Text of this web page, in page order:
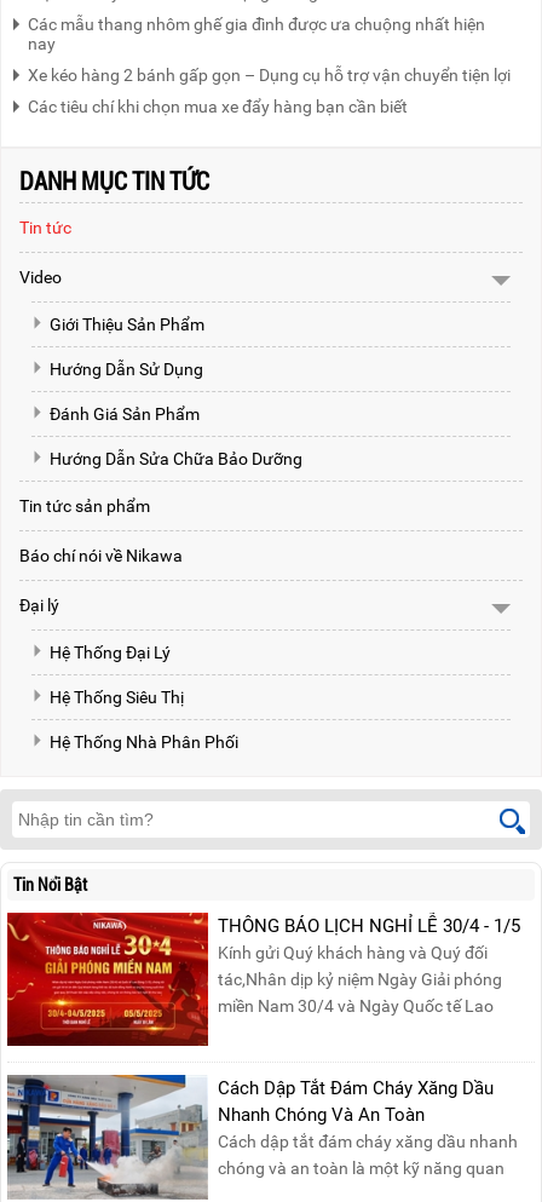
Các mẫu thang nhôm ghế gia đình được ưa chuộng nhất hiện
nay
Xe kéo hàng 2 bánh gấp gọn – Dụng cụ hỗ trợ vận chuyển tiện lợi
Các tiêu chí khi chọn mua xe đẩy hàng bạn cần biết
DANH MỤC TIN TỨC
Tin tức
Video
Giới Thiệu Sản Phẩm
Hướng Dẫn Sử Dụng
Đánh Giá Sản Phẩm
Hướng Dẫn Sửa Chữa Bảo Dưỡng
Tin tức sản phẩm
Báo chí nói về Nikawa
Đại lý
Hệ Thống Đại Lý
Hệ Thống Siêu Thị
Hệ Thống Nhà Phân Phối
Tin Nổi Bật
THÔNG BÁO LỊCH NGHỈ LỄ 30/4 - 1/5
Kính gửi Quý khách hàng và Quý đối
tác,Nhân dịp kỷ niệm Ngày Giải phóng
miền Nam 30/4 và Ngày Quốc tế Lao
báo lịch nghỉ lễ như sau:Thời gian nghỉ: Từ
Thứ Ba, ngày 29/04/2025 đến hết Chủ
Nhật, ngày 04/05/2025.T...
Cách Dập Tắt Đám Cháy Xăng Dầu
Nhanh Chóng Và An Toàn
Cách dập tắt đám cháy xăng dầu nhanh
chóng và an toàn là một kỹ năng quan